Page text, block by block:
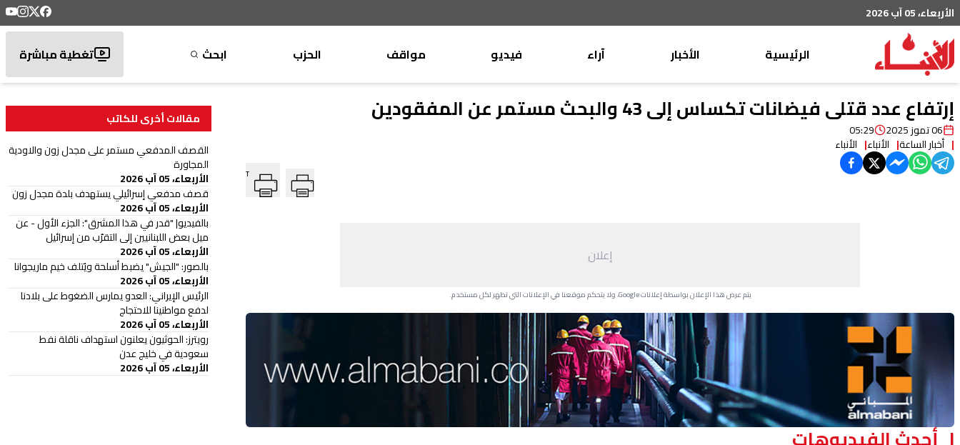
الأربعاء، 05 آب 2026
الرئيسية
الأخبار
محليات
عربي دولي
آراء
موقف
الأنباء
بريد
فيديو مواقف
وليد جنبلاط
تيمور جنبلاط
الحزب ابحث تغطية مباشرة
إرتفاع عدد قتلى فيضانات تكساس إلى 43 والبحث مستمر عن المفقودين
06 تموز 2025 05:29
أخبار الساعة الأنباء الأنباء
T
إعلان
يتم عرض هذا الإعلان بواسطة إعلانات Google، ولا يتحكم موقعنا في الإعلانات التي تظهر لكل مستخدم.
Advertisement Section
مقالات أخرى للكاتب
القصف المدفعي مستمر على مجدل زون والاودية
المجاورة
الأربعاء، 05 آب 2026
قصف مدفعي إسرائيلي يستهدف بلدة مجدل زون
الأربعاء، 05 آب 2026
بالفيديو| "قدر في هذا المشرق": الجزء الأول - عن
ميل بعض اللبنانيين إلى التقرّب من إسرائيل
الأربعاء، 05 آب 2026
بالصور: "الجيش" يضبط أسلحة ويُتلف خيم ماريجوانا
الأربعاء، 05 آب 2026
الرئيس الإيراني: العدو يمارس الضغوط على بلادنا
لدفع مواطنينا للاحتجاج
الأربعاء، 05 آب 2026
‏رويترز: الحوثيون يعلنون استهداف ناقلة نفط
سعودية في خليج عدن
الأربعاء، 05 آب 2026